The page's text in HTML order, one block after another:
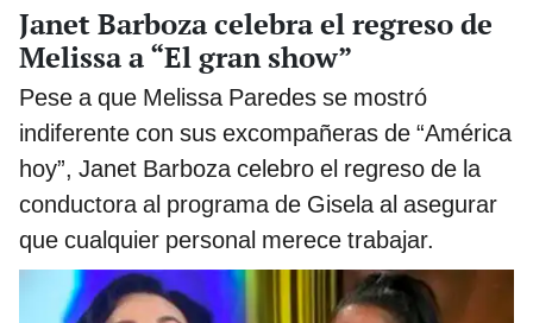
Janet Barboza celebra el regreso de
Melissa a “El gran show”
Pese a que Melissa Paredes se mostró
indiferente con sus excompañeras de “América
hoy”, Janet Barboza celebro el regreso de la
conductora al programa de Gisela al asegurar
que cualquier personal merece trabajar.